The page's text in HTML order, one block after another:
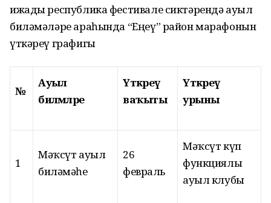
ижады республика фестивале сиктәрендә ауыл
биләмәләре араһында “Еңеү” район марафонын
үткәреү графигы
№
Ауыл
биләмәләре
Үткәреү
ваҡыты
Үткәреү
урыны
1
Мәҡсүт ауыл
биләмәһе
26
февраль
Мәҡсүт күп
функциялы
ауыл клубы